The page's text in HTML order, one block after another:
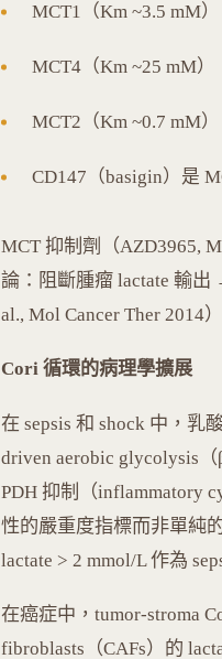
MCT1（Km ~3.5 mM
MCT4（Km ~25 mM
MCT2（Km ~0.7 mM
CD147（basigin）是
MCT 抑制劑（AZD3965,
論：阻斷腫瘤 lactate 輸
al., Mol Cancer Ther 2014
Cori 循環的病理學擴展
在 sepsis 和 shock 中，乳
driven aerobic glycolysis
PDH 抑制（inflammatory
性的嚴重度指標而非單純
lactate > 2 mmol/L 作為
在癌症中，tumor-stroma
fibroblasts（CAFs）的